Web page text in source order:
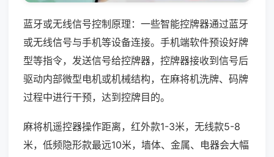
蓝牙或无线信号控制原理：一些智能控牌器通过蓝牙
或无线信号与手机等设备连接。手机端软件预设好牌
型等指令，发送信号给控牌器，控牌器接收到信号后
驱动内部微型电机或机械结构，在麻将机洗牌、码牌
过程中进行干预，达到控牌目的。
麻将机遥控器操作距离，红外款1-3米，无线款5-8
米，低频隐形款最远10米，墙体、金属、电器会大幅